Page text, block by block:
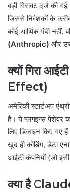
बड़ी गिरावट दर्ज की
जिससे निवेशकों के
कोई आर्थिक मंदी नहीं,
(Anthropic) और
क्यों गिरा
Effect)
अमेरिकी स्टार्टअप
हैं। ये प्लगइन्स पेशेवर
लिए डिजाइन किए गए
खुद ही कोडिंग, डेटा
आईटी कंपनियों (जो
क्या है